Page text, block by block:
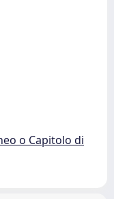
o Capitolo di